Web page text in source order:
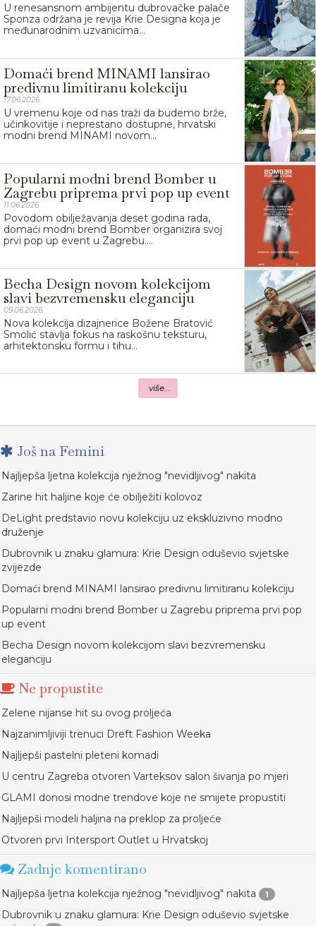
U renesansnom ambijentu dubrovačke palače
Sponza održana je revija Krie Designa koja je
međunarodnim uzvanicima...
Domaći brend MINAMI lansirao
predivnu limitiranu kolekciju
17.06.2026.
U vremenu koje od nas traži da budemo brže,
učinkovitije i neprestano dostupne, hrvatski
modni brend MINAMI novom...
Popularni modni brend Bomber u
Zagrebu priprema prvi pop up event
11.06.2026.
Povodom obilježavanja deset godina rada,
domaći modni brend Bomber organizira svoj
prvi pop up event u Zagrebu....
Becha Design novom kolekcijom
slavi bezvremensku eleganciju
09.06.2026.
Nova kolekcija dizajnerice Božene Bratović
Smolić stavlja fokus na raskošnu teksturu,
arhitektonsku formu i tihu...
više...
Još na Femini
Najljepša ljetna kolekcija nježnog "nevidljivog" nakita
Zarine hit haljine koje će obilježiti kolovoz
DeLight predstavio novu kolekciju uz ekskluzivno modno
druženje
Dubrovnik u znaku glamura: Krie Design oduševio svjetske
zvijezde
Domaći brend MINAMI lansirao predivnu limitiranu kolekciju
Popularni modni brend Bomber u Zagrebu priprema prvi pop
up event
Becha Design novom kolekcijom slavi bezvremensku
eleganciju
Ne propustite
Zelene nijanse hit su ovog proljeća
Najzanimljiviji trenuci Dreft Fashion Weeka
Najljepši pastelni pleteni komadi
U centru Zagreba otvoren Varteksov salon šivanja po mjeri
GLAMI donosi modne trendove koje ne smijete propustiti
Najljepši modeli haljina na preklop za proljeće
Otvoren prvi Intersport Outlet u Hrvatskoj
Zadnje komentirano
Najljepša ljetna kolekcija nježnog "nevidljivog" nakita 1
Dubrovnik u znaku glamura: Krie Design oduševio svjetske